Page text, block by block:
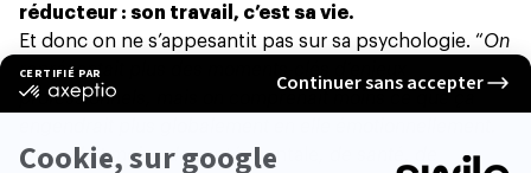
réducteur : son travail, c’est sa vie.
Et donc on ne s’appesantit pas sur sa psychologie. “On
représentait plus des moments-clés d’enjeux
professionnels, mais on comprenait moins ce que ça
On parlait moins desanté mentale